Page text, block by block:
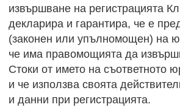
извършване на регистрацията
декларира и гарантира, че е
(законен или упълномощен) на
че има правомощията да
Стоки от името на съответното
и че използва своята
и данни при регистрацията.